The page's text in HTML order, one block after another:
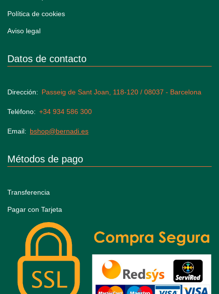
Política de cookies
Aviso legal
Datos de contacto
Dirección Passeig de Sant Joan, 118-120 / 08037 - Barcelona
Teléfono +34 934 586 300
Email bshop@bernadi.es
Métodos de pago
Transferencia
Pagar con Tarjeta